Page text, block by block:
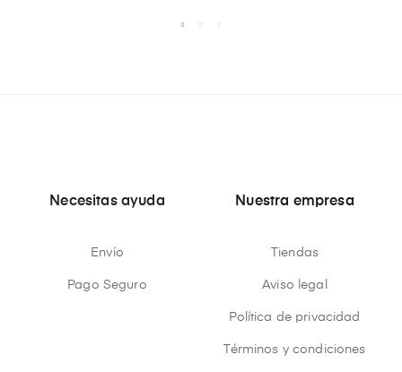
Necesitas ayuda
Envío
Pago Seguro
Nuestra empresa
Tiendas
Aviso legal
Política de privacidad
Términos y condiciones